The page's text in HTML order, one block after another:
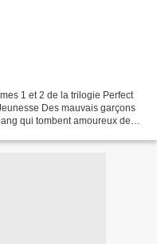
1 et 2 de la trilogie Perfect
Des mauvais garçons
qui tombent amoureux de